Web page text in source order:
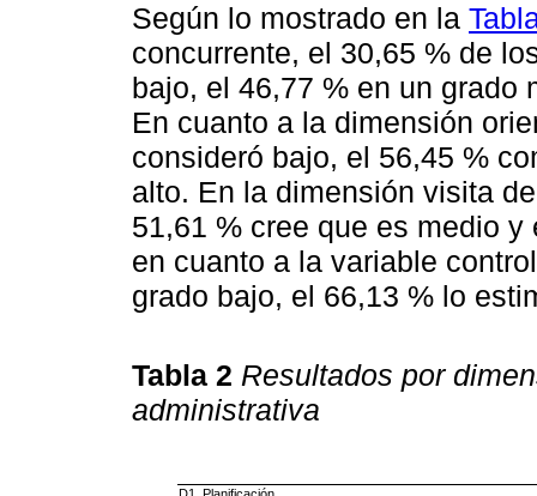
Según lo mostrado en la
concurrente, el 30,65 % de
bajo, el 46,77 % en un grado
En cuanto a la dimensión
consideró bajo, el 56,45 %
alto. En la dimensión visita
51,61 % cree que es medio
en cuanto a la variable
grado bajo, el 66,13 % lo
Tabla 2 Resultados por
administrativa